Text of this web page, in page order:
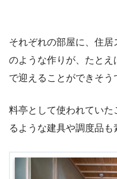
それぞれの部屋に、住
のような作りが、たとえ
で迎えることができそう
料亭として使われていた
るような建具や調度品も